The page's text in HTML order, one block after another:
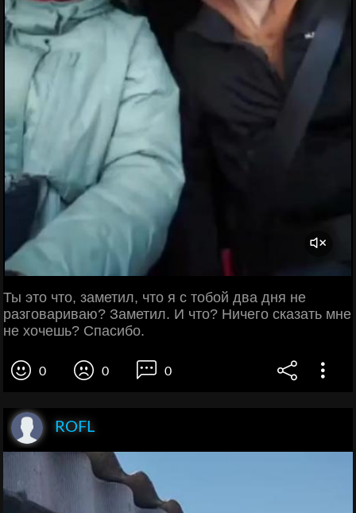
Ты это что, заметил, что я с тобой два дня не
разговариваю? Заметил. И что? Ничего сказать мне
не хочешь? Спасибо.
0 0 0
ROFL